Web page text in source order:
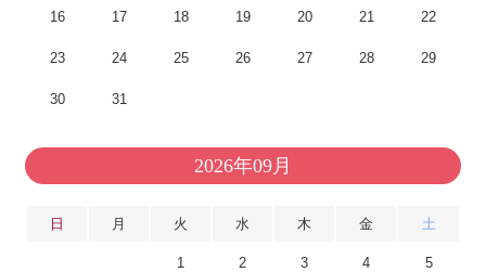
16 17 18 19 20 21 22
23 24 25 26 27 28 29
30 31
2026年09月
日 月 火 水 木 金 土
1 2 3 4 5